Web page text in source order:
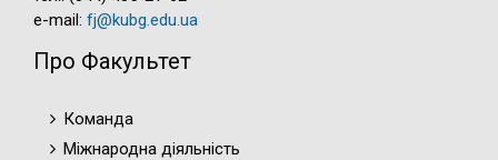
e-mail: fj@kubg.edu.ua
Про Факультет
Команда
Міжнародна діяльність